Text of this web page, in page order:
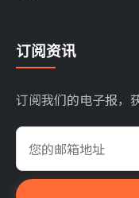
订阅资讯
订阅我们的电子报，